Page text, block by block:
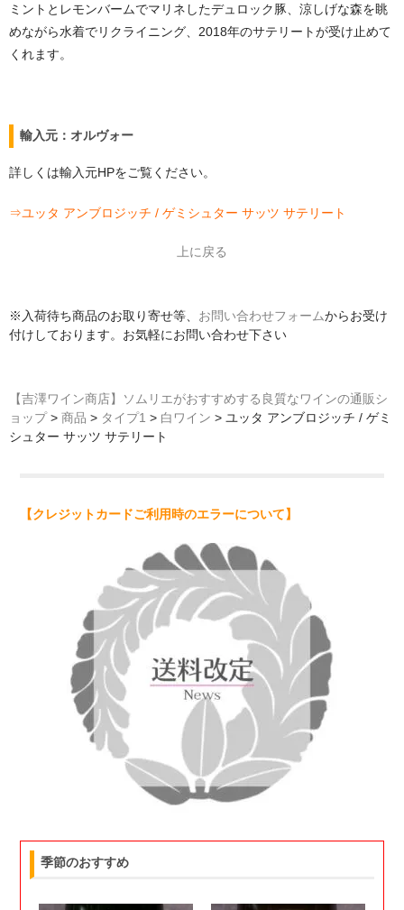
ミントとレモンバームでマリネしたデュロック豚、涼しげな森を眺
めながら水着でリクライニング、2018年のサテリートが受け止めて
くれます。
輸入元：オルヴォー
詳しくは輸入元HPをご覧ください。
⇒ユッタ アンブロジッチ / ゲミシュター サッツ サテリート
上に戻る
※入荷待ち商品のお取り寄せ等、 お問い合わせフォームからお受け
付けしております。お気軽にお問い合わせ下さい
【吉澤ワイン商店】ソムリエがおすすめする良質なワインの通販シ
ョップ> 商品 > タイプ1 > 白ワイン > ユッタ アンブロジッチ / ゲミ
シュター サッツ サテリート
【クレジットカードご利用時のエラーについて】
季節のおすすめ